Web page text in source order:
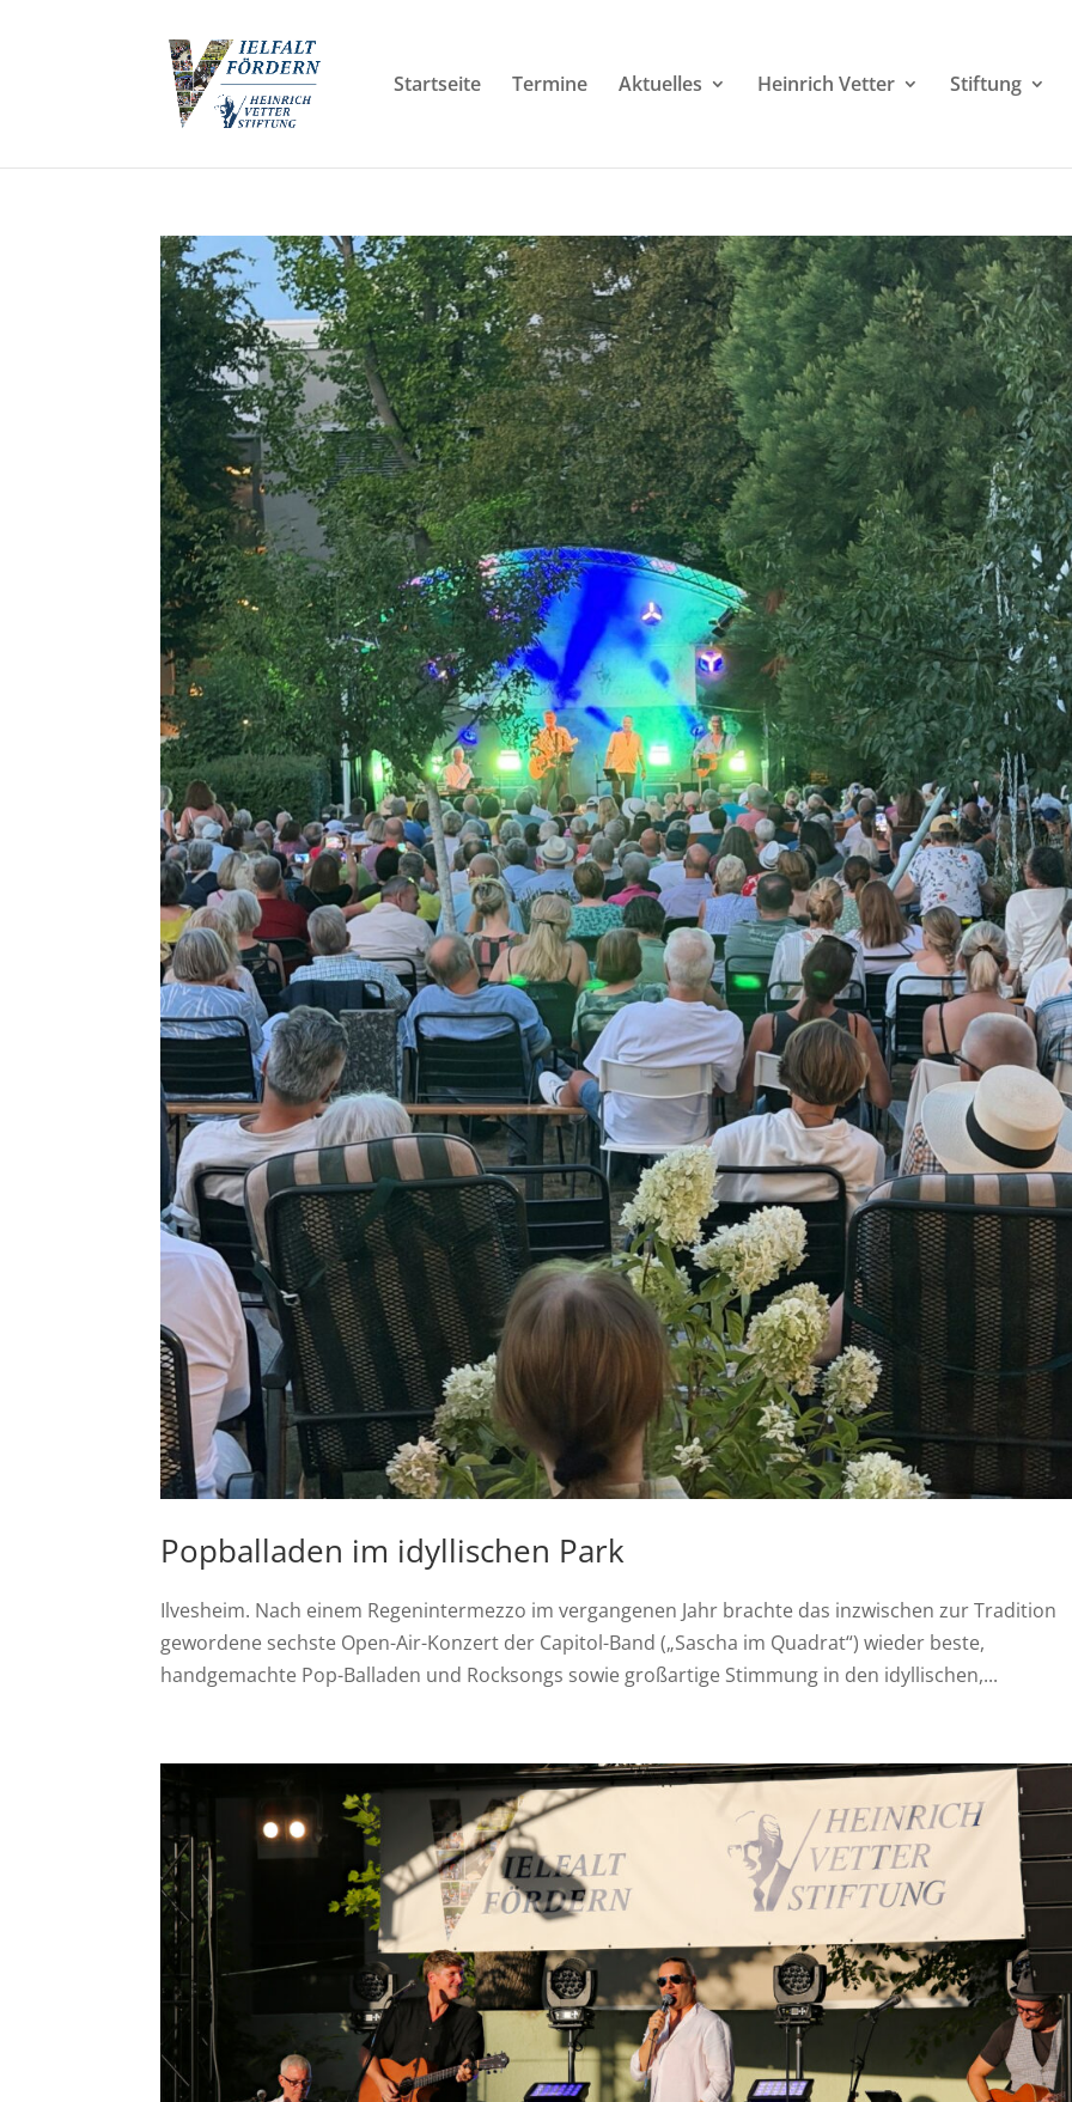
Startseite Termine Aktuelles Heinrich Vetter Stiftung
Popballaden im idyllischen Park
Ilvesheim. Nach einem Regenintermezzo im vergangenen Jahr brachte das inzwischen zur Tradition
gewordene sechste Open-Air-Konzert der Capitol-Band („Sascha im Quadrat“) wieder beste,
handgemachte Pop-Balladen und Rocksongs sowie großartige Stimmung in den idyllischen,...